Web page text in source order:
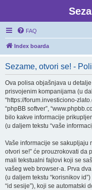
FAQ
Index boarda
Sezame, otvori se! -
Ova polisa objašnjava u
prisvojenim kompanijama (u
“https://forum.investiciono-
“phpBB softver”,
bilo kakve informacije
(u daljem tekstu “vaše
Vaše informacije se sakupljaju
otvori se!” će prouzrokovati da
mali tekstualni fajlovi koji se
vašeg web browser-a. Prva
(u daljem tekstu “korisnikov
“id sesije”), koji se automatski